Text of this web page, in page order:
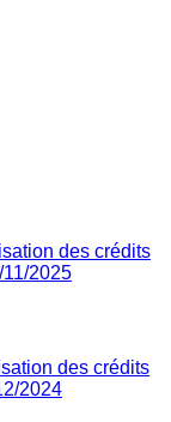
des crédits
2025
des crédits
2024